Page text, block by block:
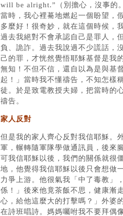
will be alright.”（別擔心，沒事的
當時，我心裡驀地燃起一個盼望，
多麼好！很奇妙，就在這個時候，
過去我絕對不會承認自己是罪人，
負、詭詐。過去我說過不少謊話
己的罪，才恍然覺悟耶穌基督是我
無知！不但不信，還自以為是與基
起！」當時我不懂禱告，不知怎樣
徒。於是致電教授夫婦，把當時的
禱告。
家人反對
但是我的家人齊心反對我信耶穌。
軍，輾轉隨軍隊學做通訊員，後來
可我信耶穌以後，我們的關係就很
地，他覺得我信耶穌以後只會想做
力爭上游。他很氣我「中了毒教」
係！」後來他竟茶飯不思，健康漸
心，給他這麼大的打擊嗎？」外婆
在詩班唱詩。媽媽囑咐我不要拜偶